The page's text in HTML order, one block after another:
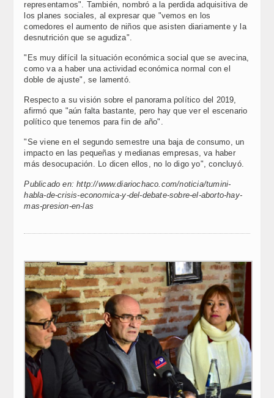
representamos". También, nombró a la perdida adquisitiva de
los planes sociales, al expresar que "vemos en los
comedores el aumento de niños que asisten diariamente y la
desnutrición que se agudiza".
"Es muy difícil la situación económica social que se avecina,
como va a haber una actividad económica normal con el
doble de ajuste", se lamentó.
Respecto a su visión sobre el panorama político del 2019,
afirmó que "aún falta bastante, pero hay que ver el escenario
político que tenemos para fin de año".
"Se viene en el segundo semestre una baja de consumo, un
impacto en las pequeñas y medianas empresas, va haber
más desocupación. Lo dicen ellos, no lo digo yo", concluyó.
Publicado en: http://www.diariochaco.com/noticia/tumini-
habla-de-crisis-economica-y-del-debate-sobre-el-aborto-hay-
mas-presion-en-las